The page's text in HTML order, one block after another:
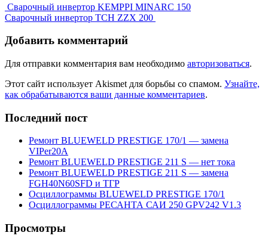
Сварочный инвертор KEMPPI MINARC 150
Сварочный инвертор TCH ZZX 200
Добавить комментарий
Для отправки комментария вам необходимо авторизоваться.
Этот сайт использует Akismet для борьбы со спамом. Узнайте,
как обрабатываются ваши данные комментариев.
Последний пост
Ремонт BLUEWELD PRESTIGE 170/1 — замена
VIPer20A
Ремонт BLUEWELD PRESTIGE 211 S — нет тока
Ремонт BLUEWELD PRESTIGE 211 S — замена
FGH40N60SFD и ТГР
Осциллограммы BLUEWELD PRESTIGE 170/1
Осциллограммы РЕСАНТА САИ 250 GPV242 V1.3
Просмотры